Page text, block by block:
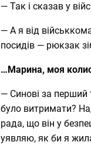
— Так і сказав у
— А я від
посидів — рюкзак
…Марина, моя
— Синові за перший
було витримати?
рада, що він у
уявляю, як би я